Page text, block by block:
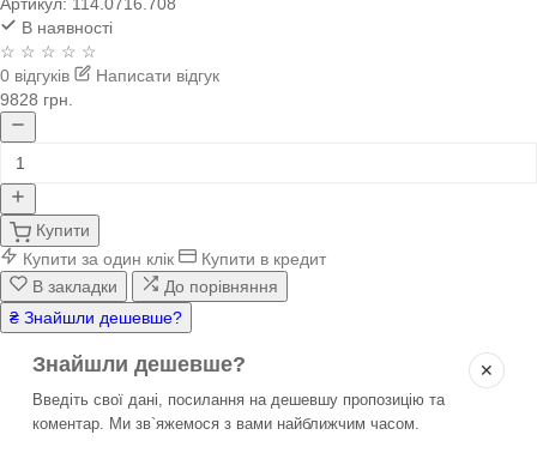
Артикул: 114.0716.708
В наявності
☆ ☆ ☆ ☆ ☆
0 відгуків
Написати відгук
9828 грн.
Купити
Купити за один клік
Купити в кредит
В закладки
До порівняння
₴ Знайшли дешевше?
✕
Знайшли дешевше?
Введіть свої дані, посилання на дешевшу пропозицію та
коментар. Ми зв`яжемося з вами найближчим часом.